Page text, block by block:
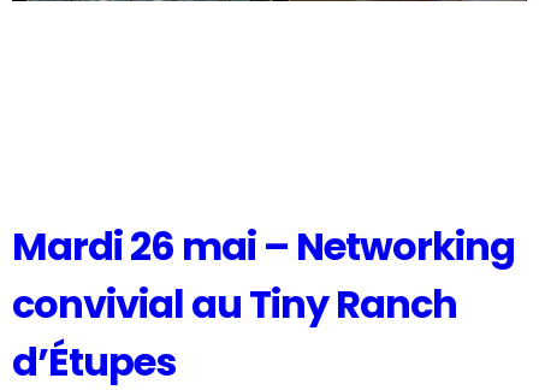
Mardi 26 mai – Networking
convivial au Tiny Ranch
d’Étupes